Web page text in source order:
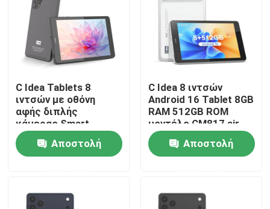
Αρχική Σελίδα
Προϊόντα
C Idea Tablets 8
ιντσών με οθόνη
αφής διπλής
κάμερας Smart
Tablet Pc CM828
Αποστολή
C Idea 8 ιντσών
Android 16 Tablet 8GB
RAM 512GB ROM
μοντέλο CM817 air
Αποστολή